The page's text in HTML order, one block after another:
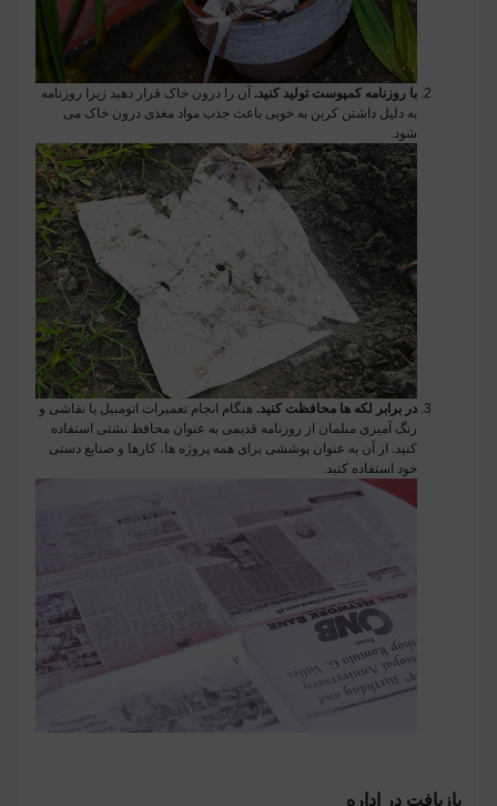
با روزنامه کمپوست تولید کنید. آن را درون خاک قرار دهید زیرا روزنامه
به دلیل داشتن کربن به خوبی باعث جذب مواد مغذی درون خاک می
شود.
در برابر لکه ها محافظت کنید. هنگام انجام تعمیرات اتومبیل یا نقاشی و
رنگ آمیزی مبلمان از روزنامه قدیمی به عنوان محافظ نشتی استفاده
کنید. از آن به عنوان پوششی برای همه پروژه ها، کارها و صنایع دستی
خود استفاده کنید.
بازیافت در اداره